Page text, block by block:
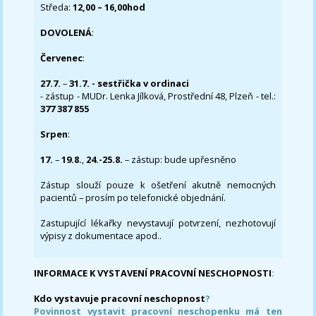
Středa:12,00 – 16,00hod
DOVOLENÁ:
Červenec:
27.7.–31.7. - sestřička v ordinaci
- zástup - MUDr. Lenka Jílková, Prostřední 48, Plzeň - tel.:
377 387 855
Srpen:
17. –19.8., 24.-25.8. – zástup: bude upřesněno
Zástup slouží pouze k ošetření akutně nemocných
pacientů – prosím po telefonické objednání.
Zastupující lékařky nevystavují potvrzení, nezhotovují
výpisy z dokumentace apod..
INFORMACE K VYSTAVENÍ PRACOVNÍ NESCHOPNOSTI:
Kdo vystavuje pracovní neschopnost?
Povinnost vystavit pracovní neschopenku má ten